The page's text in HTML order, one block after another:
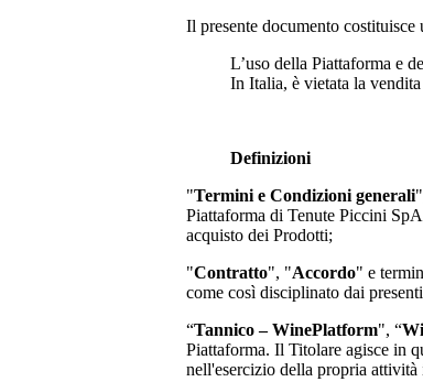
Il presente documento
L’uso della Piattaforma e
In Italia, è vietata la
Definizioni
"Termini e Condizioni generali
Piattaforma diTenute Piccini SpA
acquisto dei Prodotti;
"Contratto", "Accordo" e
come così disciplinato dai
“Tannico – WinePlatform", “
Piattaforma. Il Titolare agisce in
nell'esercizio della propria